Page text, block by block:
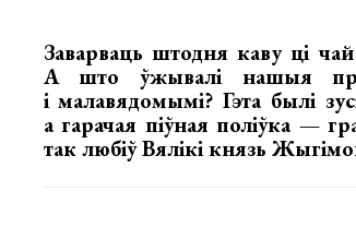
Заварваць штодня каву ці
А што ўжывалі нашыя
і малавядомымі? Гэта былі
а гарачая піўная поліўка —
так любіў Вялікі князь